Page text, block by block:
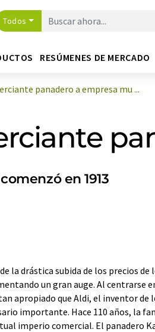
Todos
RESÚMENES DE MERCADO
panadero a empresa mu ...
en 1913
la drástica subida de los precios de
un gran auge. Al centrarse
apropiado que Aldi, el inventor de
importante. Hace 110 años, la
imperio comercial. El panadero